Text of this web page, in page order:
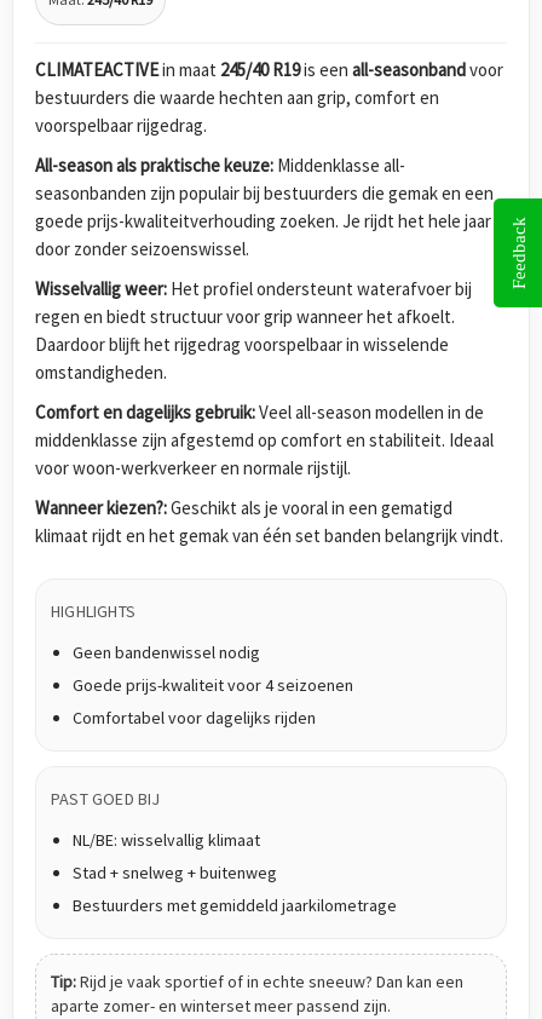
CLIMATEACTIVEin maat 245/40 R19is een all-seasonbandvoor
bestuurders die waarde hechten aan grip, comfort en
voorspelbaar rijgedrag.
All-season als praktische keuze: Middenklasse all-
seasonbanden zijn populair bij bestuurders die gemak en een
goede prijs-kwaliteitverhouding zoeken. Je rijdt het hele jaar
door zonder seizoenswissel.
Wisselvallig weer: Het profiel ondersteunt waterafvoer bij
regen en biedt structuur voor grip wanneer het afkoelt.
Daardoor blijft het rijgedrag voorspelbaar in wisselende
omstandigheden.
Comfort en dagelijks gebruik:Veel all-season modellen in de
middenklasse zijn afgestemd op comfort en stabiliteit. Ideaal
voor woon-werkverkeer en normale rijstijl.
Wanneer kiezen?:Geschikt als je vooral in een gematigd
klimaat rijdt en het gemak van één set banden belangrijk vindt.
HIGHLIGHTS
Geen bandenwissel nodig
Goede prijs-kwaliteit voor 4 seizoenen
Comfortabel voor dagelijks rijden
PAST GOED BIJ
NL/BE: wisselvallig klimaat
Stad + snelweg + buitenweg
Bestuurders met gemiddeld jaarkilometrage
Tip:Rijd je vaak sportief of in echte sneeuw? Dan kan een
aparte zomer- en winterset meer passend zijn.
Feedback